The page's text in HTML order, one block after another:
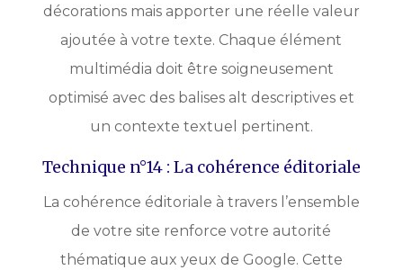
décorations mais apporter une réelle valeur
ajoutée à votre texte. Chaque élément
multimédia doit être soigneusement
optimisé avec des balises alt descriptives et
un contexte textuel pertinent.
Technique n°14 : La cohérence éditoriale
La cohérence éditoriale à travers l’ensemble
de votre site renforce votre autorité
thématique aux yeux de Google. Cette